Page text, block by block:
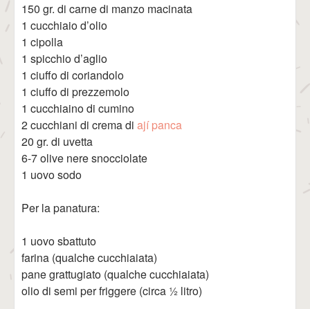
150 gr. di carne di manzo macinata
1 cucchiaio d’olio
1 cipolla
1 spicchio d’aglio
1 ciuffo di coriandolo
1 ciuffo di prezzemolo
1 cucchiaino di cumino
2 cucchiani di crema di ají panca
20 gr. di uvetta
6-7 olive nere snocciolate
1 uovo sodo
Per la panatura:
1 uovo sbattuto
farina (qualche cucchiaiata)
pane grattugiato (qualche cucchiaiata)
olio di semi per friggere (circa ½ litro)